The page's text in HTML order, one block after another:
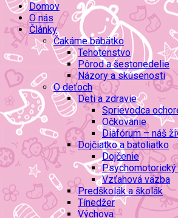
Domov
O nás
Články
Čakáme bábätko
Tehotenstvo
Pôrod a šestonedelie
Názory a skúsenosti
O deťoch
Deti a zdravie
Sprievodca
Očkovanie
Diafórum – náš
Dojčiatko a batoliatko
Dojčenie
Psychomotorický
Vzťahová väzba
Predškolák a školák
Tínedžer
Výchova